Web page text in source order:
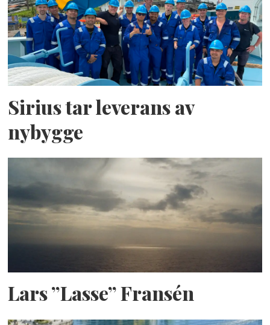
Sirius tar leverans av
nybygge
Lars ”Lasse” Fransén